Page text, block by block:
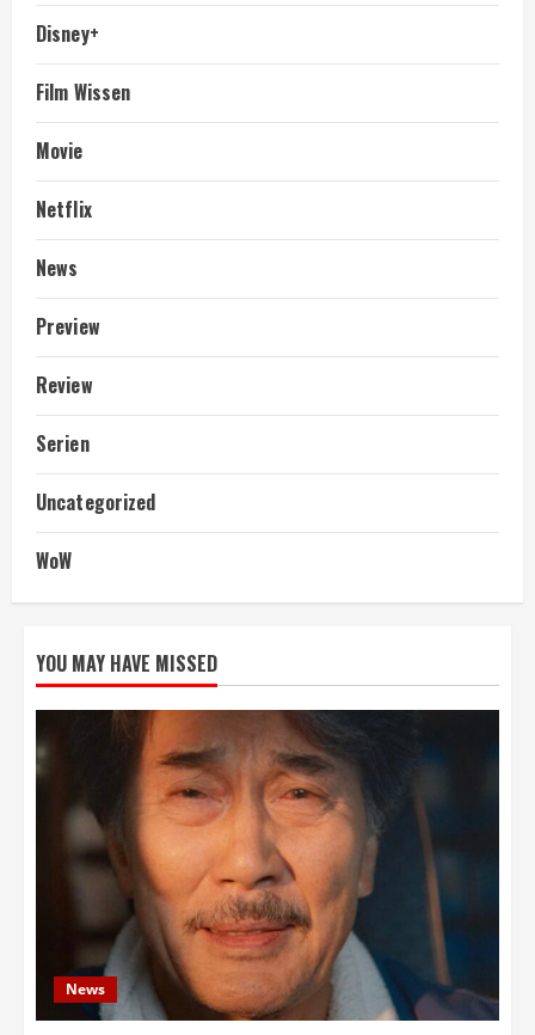
Disney+
Film Wissen
Movie
Netflix
News
Preview
Review
Serien
Uncategorized
WoW
YOU MAY HAVE MISSED
News